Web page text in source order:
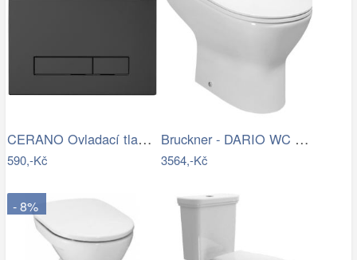
CERANO Ovladací tlačítko WC modulů Lite…
590,-Kč
Bruckner - DARIO WC kombi mísa, Rimless…
3564,-Kč
- 8%